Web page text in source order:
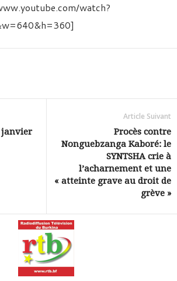
watch?
janvier
Article Suivant
Procès contre
Nonguebzanga Kaboré: le
SYNTSHA crie à
l’acharnement et une
« atteinte grave au droit de
grève »